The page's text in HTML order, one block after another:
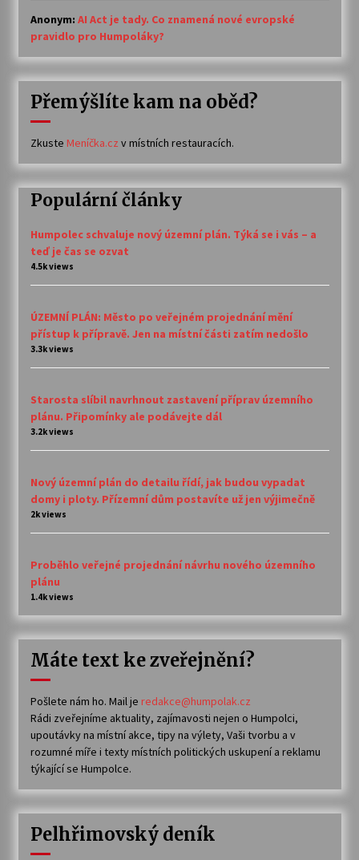
Anonym: AI Act je tady. Co znamená nové evropské
pravidlo pro Humpoláky?
Přemýšlíte kam na oběd?
Zkuste Meníčka.cz v místních restauracích.
Populární články
Humpolec schvaluje nový územní plán. Týká se i vás – a
teď je čas se ozvat
4.5k views
ÚZEMNÍ PLÁN: Město po veřejném projednání mění
přístup k přípravě. Jen na místní části zatím nedošlo
3.3k views
Starosta slíbil navrhnout zastavení příprav územního
plánu. Připomínky ale podávejte dál
3.2k views
Nový územní plán do detailu řídí, jak budou vypadat
domy i ploty. Přízemní dům postavíte už jen výjimečně
2k views
Proběhlo veřejné projednání návrhu nového územního
plánu
1.4k views
Máte text ke zveřejnění?
Pošlete nám ho. Mail je redakce@humpolak.cz
Rádi zveřejníme aktuality, zajímavosti nejen o Humpolci,
upoutávky na místní akce, tipy na výlety, Vaši tvorbu a v
rozumné míře i texty místních politických uskupení a reklamu
týkající se Humpolce.
Pelhřimovský deník